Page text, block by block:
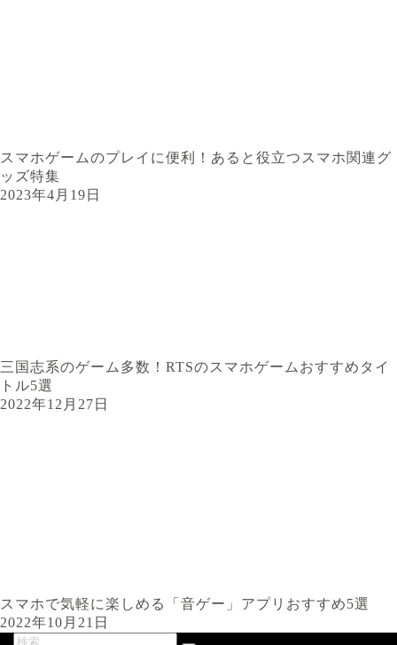
スマホゲームのプレイに便利！あると役立つスマホ関連グ
ッズ特集
2023年4月19日
三国志系のゲーム多数！RTSのスマホゲームおすすめタイ
トル5選
2022年12月27日
スマホで気軽に楽しめる「音ゲー」アプリおすすめ5選
2022年10月21日